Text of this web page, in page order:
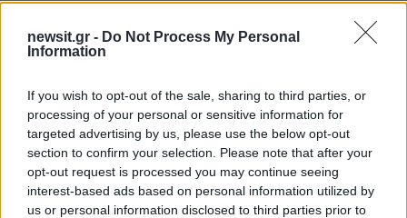
newsit.gr - Do Not Process My Personal
Information
If you wish to opt-out of the sale, sharing to third parties, or
processing of your personal or sensitive information for
targeted advertising by us, please use the below opt-out
section to confirm your selection. Please note that after your
opt-out request is processed you may continue seeing
interest-based ads based on personal information utilized by
us or personal information disclosed to third parties prior to
1 Σοκαριστική υπόθεση στην Κρήτη:
Τουρίστας ρωτούσε πόσο να πληρώσει για
να ασελγήσει σε 10χρονο κορίτσι - Το παιδί
καθόταν αμέριμνο σε αυλή επιχείρησης
2Έφυγε από τη ζωή η Χριστίνα Πιτουρά,
πρώην σύζυγος του Βασίλη Χιώτη